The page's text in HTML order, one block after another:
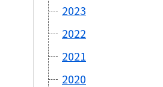
2023
2022
2021
2020